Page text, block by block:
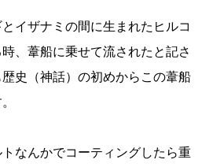
イザナミの間に生まれたヒルコ
、葦船に乗せて流されたと記さ
史（神話）の初めからこの葦船
なんかでコーティングしたら重